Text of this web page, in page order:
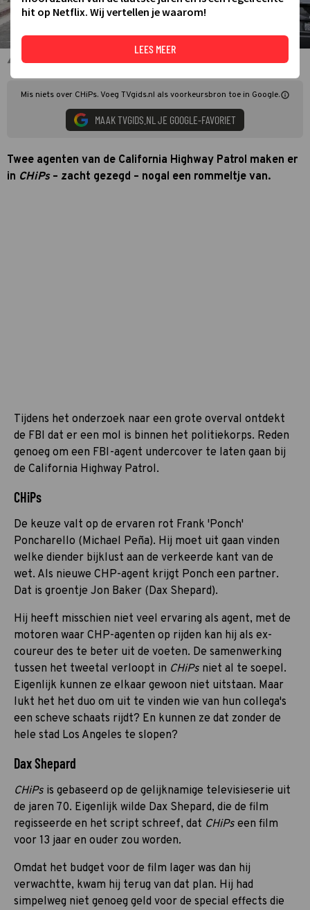
Michael Peña en Dax Shepard in CHiPs
Mis niets over CHiPs. Voeg TVgids.nl als voorkeursbron toe in Google.
MAAK TVGIDS.NL JE GOOGLE-FAVORIET
Twee agenten van de California Highway Patrol maken er
in CHiPs– zacht gezegd – nogal een rommeltje van.
Tijdens het onderzoek naar een grote overval ontdekt
de FBI dat er een mol is binnen het politiekorps. Reden
genoeg om een FBI-agent undercover te laten gaan bij
de California Highway Patrol.
CHiPs
De keuze valt op de ervaren rot Frank 'Ponch'
Poncharello (Michael Peña). Hij moet uit gaan vinden
welke diender bijklust aan de verkeerde kant van de
wet. Als nieuwe CHP-agent krijgt Ponch een partner.
Dat is groentje Jon Baker (Dax Shepard).
Hij heeft misschien niet veel ervaring als agent, met de
motoren waar CHP-agenten op rijden kan hij als ex-
coureur des te beter uit de voeten. De samenwerking
tussen het tweetal verloopt in CHiPs niet al te soepel.
Eigenlijk kunnen ze elkaar gewoon niet uitstaan. Maar
lukt het het duo om uit te vinden wie van hun collega's
een scheve schaats rijdt? En kunnen ze dat zonder de
hele stad Los Angeles te slopen?
Dax Shepard
CHiPs is gebaseerd op de gelijknamige televisieserie uit
de jaren 70. Eigenlijk wilde Dax Shepard, die de film
regisseerde en het script schreef, dat CHiPs een film
voor 13 jaar en ouder zou worden.
Omdat het budget voor de film lager was dan hij
verwachtte, kwam hij terug van dat plan. Hij had
simpelweg niet genoeg geld voor de special effects die
hit op Netflix. Wij vertellen je waarom!
LEES MEER